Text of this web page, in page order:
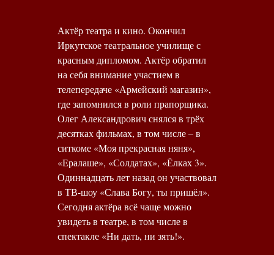
Актёр театра и кино. Окончил
Иркутское театральное училище с
красным дипломом. Актёр обратил
на себя внимание участием в
телепередаче «Армейский магазин»,
где запомнился в роли прапорщика.
Олег Александрович снялся в трёх
десятках фильмах, в том числе – в
ситкоме «Моя прекрасная няня»,
«Ералаше», «Солдатах», «Ёлках 3».
Одиннадцать лет назад он участвовал
в ТВ-шоу «Слава Богу, ты пришёл».
Сегодня актёра всё чаще можно
увидеть в театре, в том числе в
спектакле «Ни дать, ни зять!».